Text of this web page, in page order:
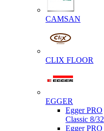
CAMSAN
CLIX FLOOR
EGGER
Egger PRO
Classic 8/32
Egger PRO